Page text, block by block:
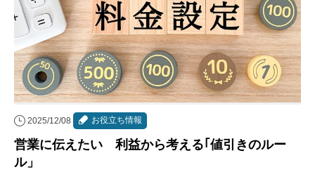
2025/12/08 お役立ち情報
営業に伝えたい 利益から考える｢値引きのルー
ル」